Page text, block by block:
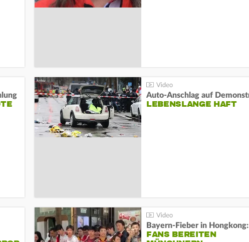
LEBENSLANGE HAFT
Bayern-Fieber in Hongkong:
FANS BEREITEN